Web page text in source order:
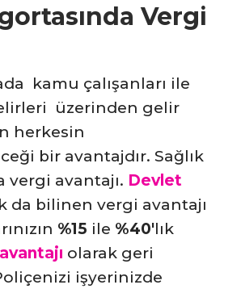
Vergi
kamu çalışanları ile
üzerinden gelir
herkesin
bir avantajdır. Sağlık
vergi avantajı. Devlet
da bilinen vergi avantajı
%15 ile %40′lık
olarak geri
işyerinizde